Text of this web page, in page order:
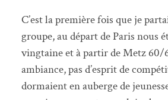
C’est la première fois que je
groupe, au départ de Paris nous
vingtaine et à partir de Metz 60/
ambiance, pas d’esprit de
dormaient en auberge de